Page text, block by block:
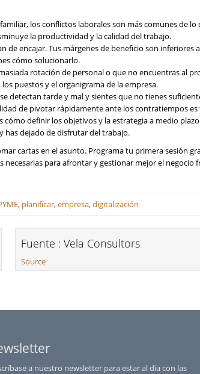
los conflictos laborales son más comunes de lo
la productividad y la calidad del trabajo.
de encajar. Tus márgenes de beneficio son inferiores
cómo solucionarlo.
rotación de personal o que no encuentras al
puestos y el organigrama de la empresa.
detectan tarde y mal y sientes que no tienes
de pivotar rápidamente ante los contratiempos
cómo definir los objetivos y la estrategia a medio
has dejado de disfrutar del trabajo.
cartas en el asunto. Programa tu primera sesión
para afrontar y gestionar mejor el negocio
, planificar,empresa,digitalización
Fuente : Vela Consultors
Source
a nuestro newsletter para estar al día con las